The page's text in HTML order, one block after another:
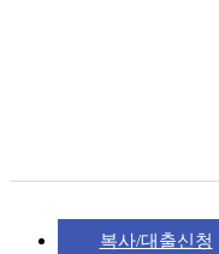
복사/대출신청